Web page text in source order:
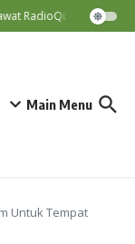
RadioQu Bersama
Main Menu
Untuk Tempat